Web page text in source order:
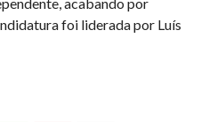
foi liderada por Luís